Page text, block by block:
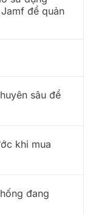
để quản
sâu để
khi mua
đang